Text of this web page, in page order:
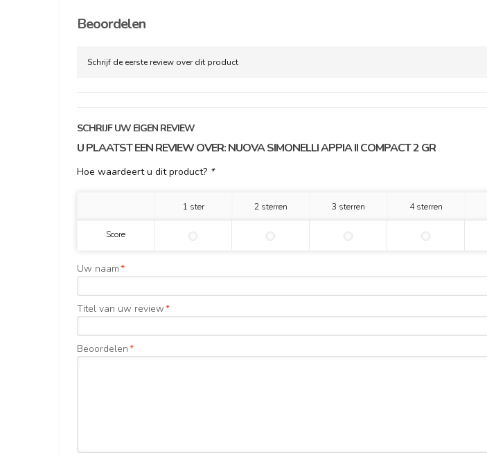
Beoordelen
Schrijf de eerste review over dit product
SCHRIJF UW EIGEN REVIEW
U PLAATST EEN REVIEW OVER:NUOVA SIMONELLI APPIA II COMPACT 2 GR
Hoe waardeert u dit product? *
1 ster 2 sterren 3 sterren 4 sterren
Score
*
Uw naam
*
Titel van uw review
*
Beoordelen